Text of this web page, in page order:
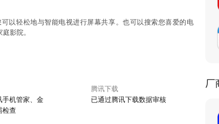
以轻松地与智能电视进行屏幕共享。也可以搜索您喜爱的电
影院。
手机管家、金
检查
腾讯下载
已通过腾讯下载数据审核
厂